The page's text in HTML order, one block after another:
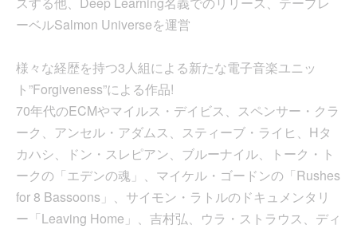
ーベルSalmon Universeを運営
様々な経歴を持つ3人組による新たな電子音楽ユニッ
ト”Forgiveness”による作品!
70年代のECMやマイルス・デイビス、スペンサー・クラ
ーク、アンセル・アダムス、スティーブ・ライヒ、Hタ
カハシ、ドン・スレピアン、ブルーナイル、トーク・ト
ークの「エデンの魂」、マイケル・ゴードンの「Rushes
for 8 Bassoons」、サイモン・ラトルのドキュメンタリ
ー「Leaving Home」、吉村弘、ウラ・ストラウス、ディ